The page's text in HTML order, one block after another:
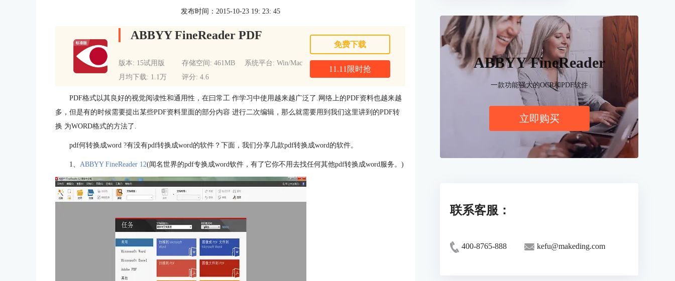
发布时间：2015-10-23 19: 23: 45
ABBYY FineReader PDF
版本: 15试用版 存储空间: 461MB
系统平台: Win/Mac
月均下载: 1.1万
评分: 4.6
免费下载
11.11限时抢
PDF格式以其良好的视觉阅读性和通用性，在曰常工 作学习中使用越来越广泛了.网络上的PDF资料也越来越
多，但是有的时候需要提出某些PDF资料里面的部分内容 进行二次编辑，那么就需要用到我们这里讲到的PDF转
换 为WORD格式的方法了.
pdf何转换成word ?有没有pdf转换成word的软件？下面，我们分享几款pdf转换成word的软件。
1、 ABBYY FineReader 12(闻名世界的pdf专换成word钦件，有了它你不用去找任何其他pdf转换成word服务。)
ABBYY FineReader
一款功能强大的OCR和PDF软件
立即购买
联系客服：
400-8765-888 kefu@makeding.com